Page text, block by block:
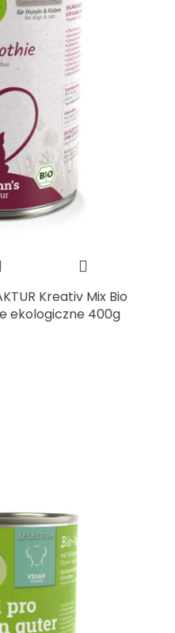
Kreativ Mix Bio
ekologiczne 400g